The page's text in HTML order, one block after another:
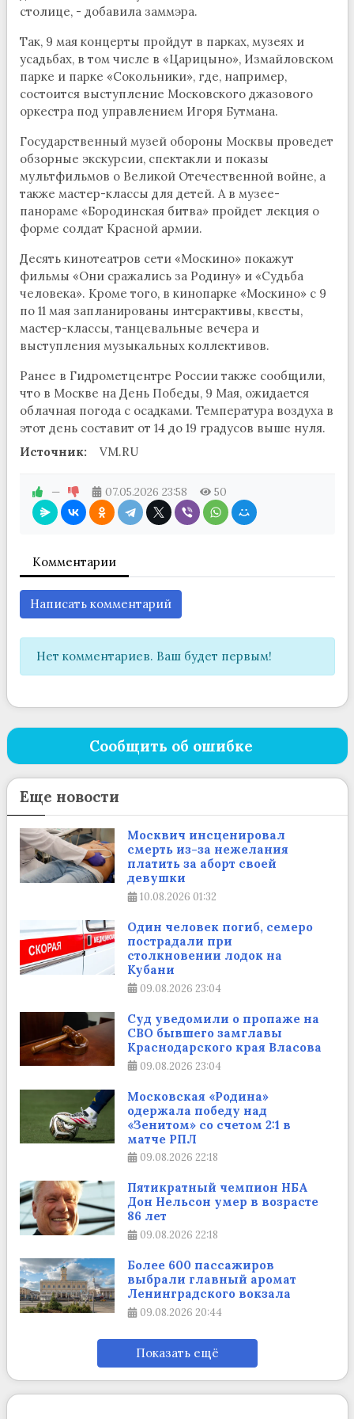
столице, - добавила заммэра.
Так, 9 мая концерты пройдут в парках, музеях и
усадьбах, в том числе в «Царицыно», Измайловском
парке и парке «Сокольники», где, например,
состоится выступление Московского джазового
оркестра под управлением Игоря Бутмана.
Государственный музей обороны Москвы проведет
обзорные экскурсии, спектакли и показы
мультфильмов о Великой Отечественной войне, а
также мастер-классы для детей. А в музее-
панораме «Бородинская битва» пройдет лекция о
форме солдат Красной армии.
Десять кинотеатров сети «Москино» покажут
фильмы «Они сражались за Родину» и «Судьба
человека». Кроме того, в кинопарке «Москино» с 9
по 11 мая запланированы интерактивы, квесты,
мастер-классы, танцевальные вечера и
выступления музыкальных коллективов.
Ранее в Гидрометцентре России также сообщили,
что в Москве на День Победы, 9 Мая, ожидается
облачная погода с осадками. Температура воздуха в
этот день составит от 14 до 19 градусов выше нуля.
Источник:
VM.RU
— 07.05.2026 23:58 50
Комментарии
Написать комментарий
Нет комментариев. Ваш будет первым!
Сообщить об ошибке
Еще новости
Москвич инсценировал
смерть из-за нежелания
платить за аборт своей
девушки
10.08.2026 01:32
Один человек погиб, семеро
пострадали при
столкновении лодок на
Кубани
09.08.2026 23:04
Суд уведомили о пропаже на
СВО бывшего замглавы
Краснодарского края Власова
09.08.2026 23:04
Московская «Родина»
одержала победу над
«Зенитом» со счетом 2:1 в
матче РПЛ
09.08.2026 22:18
Пятикратный чемпион НБА
Дон Нельсон умер в возрасте
86 лет
09.08.2026 22:18
Более 600 пассажиров
выбрали главный аромат
Ленинградского вокзала
09.08.2026 20:44
Показать ещё